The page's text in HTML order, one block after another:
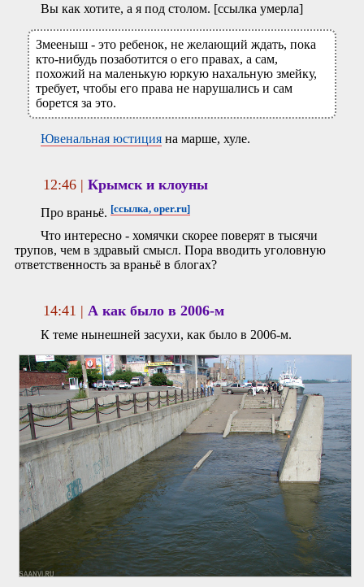
Вы как хотите, а я под столом. [ссылка умерла]
Змееныш - это ребенок, не желающий ждать, пока
кто-нибудь позаботится о его правах, а сам,
похожий на маленькую юркую нахальную змейку,
требует, чтобы его права не нарушались и сам
борется за это.
Ювенальная юстиция на марше, хуле.
12:46 |Крымск и клоуны
Про враньё. [ссылка, oper.ru]
Что интересно - хомячки скорее поверят в тысячи
трупов, чем в здравый смысл. Пора вводить уголовную
ответственность за враньё в блогах?
14:41 | А как было в 2006-м
К теме нынешней засухи, как было в 2006-м.